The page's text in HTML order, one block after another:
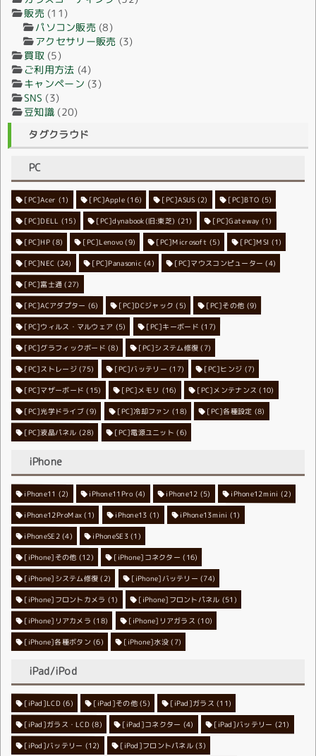
販売(11)
パソコン販売 (8)
アクセサリー販売 (3)
買取(5)
ご利用方法 (4)
キャンペーン (3)
SNS (3)
豆知識 (20)
タグクラウド
PC
[PC]Acer (1) [PC]Apple(16) [PC]ASUS (2) [PC]BTO (5)
[PC]DELL (15) [PC]dynabook(旧:東芝) (21) [PC]Gateway (1)
[PC]HP(8) [PC]Lenovo(9) [PC]Microsoft (5) [PC]MSI (1)
[PC]NEC (24) [PC]Panasonic (4) [PC]マウスコンピューター (4)
[PC]富士通 (27)
[PC]ACアダプター (6) [PC]DCジャック (5) [PC]その他 (9)
[PC]ウィルス・マルウェア (5) [PC]キーボード (17)
[PC]グラフィックボード (8) [PC]システム修復 (7)
[PC]ストレージ(75) [PC]バッテリー (17) [PC]ヒンジ (7)
[PC]マザーボード (15) [PC]メモリ (16) [PC]メンテナンス (10)
[PC]光学ドライブ (9) [PC]冷却ファン (18) [PC]各種設定 (8)
[PC]液晶パネル (28) [PC]電源ユニット (6)
iPhone
iPhone11 (2) iPhone11Pro(4) iPhone12 (5) iPhone12mini (2)
iPhone12ProMax (1) iPhone13 (1) iPhone13mini (1)
iPhoneSE2(4) iPhoneSE3 (1)
[iPhone]その他 (12) [iPhone]コネクター (16)
[iPhone]システム修復 (2) [iPhone]バッテリー (74)
[iPhone]フロントカメラ (1) [iPhone]フロントパネル (51)
[iPhone]リアカメラ (18) [iPhone]リアガラス (10)
[iPhone]各種ボタン (6) [iPhone]水没 (7)
iPad/iPod
[iPad]LCD(6) [iPad]その他 (5) [iPad]ガラス (11)
[iPad]ガラス・LCD(8) [iPad]コネクター (4) [iPad]バッテリー (21)
[iPod]バッテリー (12) [iPod]フロントパネル(3)